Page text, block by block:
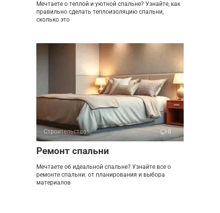
Мечтаете о теплой и уютной спальне? Узнайте, как
правильно сделать теплоизоляцию спальни,
сколько это
Строительство 0
Ремонт спальни
Мечтаете об идеальной спальне? Узнайте все о
ремонте спальни: от планирования и выбора
материалов